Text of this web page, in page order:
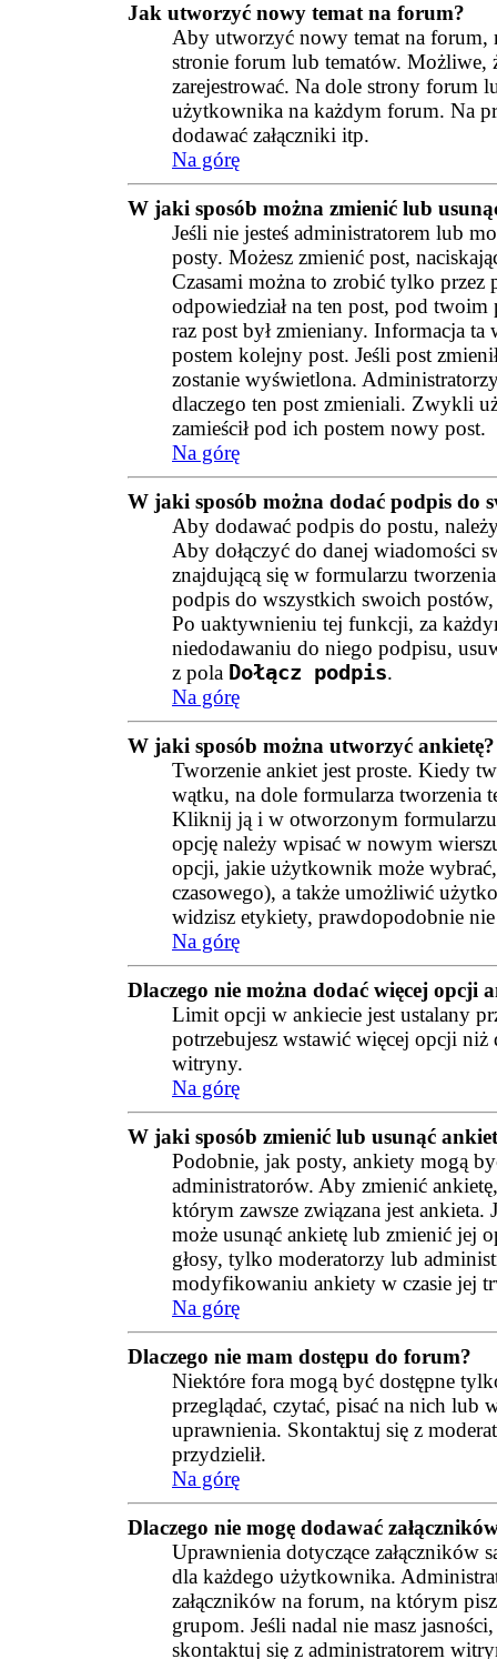
Jak utworzyć nowy temat na forum?
Aby utworzyć nowy temat na forum,
stronie forum lub tematów. Możliwe,
zarejestrować. Na dole strony forum
użytkownika na każdym forum. Na
dodawać załączniki itp.
Na górę
W jaki sposób można zmienić lub
Jeśli nie jesteś administratorem lub
posty. Możesz zmienić post,
Czasami można to zrobić tylko przez
odpowiedział na ten post, pod
raz post był zmieniany. Informacja
postem kolejny post. Jeśli post
zostanie wyświetlona.
dlaczego ten post zmieniali. Zwykli
zamieścił pod ich postem nowy post.
Na górę
W jaki sposób można dodać podpis do
Aby dodawać podpis do postu,
Aby dołączyć do danej wiadomości
znajdującą się w formularzu
podpis do wszystkich swoich
Po uaktywnieniu tej funkcji, za
niedodawaniu do niego podpisu,
z pola Dołącz podpis.
Na górę
W jaki sposób można utworzyć ankietę?
Tworzenie ankiet jest proste. Kiedy
wątku, na dole formularza tworzenia
Kliknij ją i w otworzonym
opcję należy wpisać w nowym
opcji, jakie użytkownik może
czasowego), a także umożliwić
widzisz etykiety, prawdopodobnie
Na górę
Dlaczego nie można dodać więcej opcji
Limit opcji w ankiecie jest ustalany
potrzebujesz wstawić więcej opcji
witryny.
Na górę
W jaki sposób zmienić lub usunąć
Podobnie, jak posty, ankiety mogą
administratorów. Aby zmienić
którym zawsze związana jest ankieta.
może usunąć ankietę lub zmienić jej
głosy, tylko moderatorzy lub
modyfikowaniu ankiety w czasie jej
Na górę
Dlaczego nie mam dostępu do forum?
Niektóre fora mogą być dostępne
przeglądać, czytać, pisać na nich lub
uprawnienia. Skontaktuj się z
przydzielił.
Na górę
Dlaczego nie mogę dodawać
Uprawnienia dotyczące załączników
dla każdego użytkownika.
załączników na forum, na którym
grupom. Jeśli nadal nie masz
skontaktuj się z administratorem